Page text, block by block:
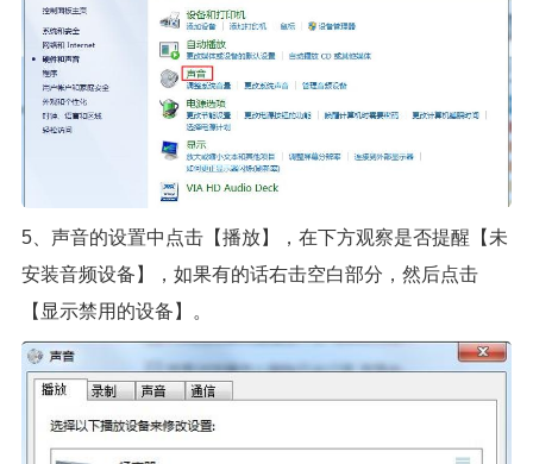
5、声音的设置中点击【播放】，在下方观察是否提醒【未
安装音频设备】，如果有的话右击空白部分，然后点击
【显示禁用的设备】。